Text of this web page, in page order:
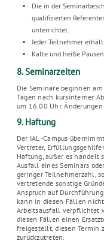
Die in der
qualifizierten
unterrichtet.
Jeder Teilnehmer
Kalte und heiße
8. Seminarzeiten
Die Seminare beginnen
Tagen nach kursinterner
um 16.00 Uhr.
9. Haftung
Der IAL -Campus
Vertreter,
Haftung, außer es handelt
Ausfall eines Seminars
geringer Teilnehmerzahl,
vertretende sonstige
Anspruch auf Durchführung
kann in diesen Fällen
Arbeitsausfall verpflichtet
diesen Fällen einen
freigestellt, diesen Termin
zurückzutreten.